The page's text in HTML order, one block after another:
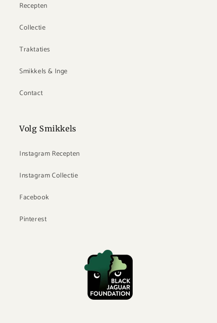
Recepten
Collectie
Traktaties
Smikkels & Inge
Contact
Volg Smikkels
Instagram Recepten
Instagram Collectie
Facebook
Pinterest